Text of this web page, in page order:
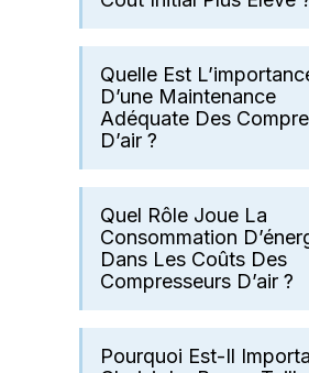
Quelle Est
D’une Maintenance
Adéquate Des
D’air ?
Quel Rôle Joue La
Consommation
Dans Les Coûts Des
Compresseurs D’air ?
Pourquoi Est-Il